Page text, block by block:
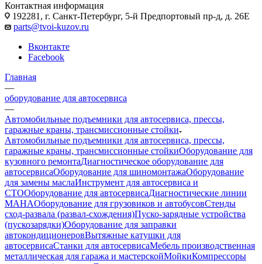
Контактная информация
192281, г. Санкт-Петербург, 5-й Предпортовый пр-д, д. 26Е
parts@tvoi-kuzov.ru
Вконтакте
Facebook
Главная
—
оборудование для автосервиса
—
Автомобильные подъемники для автосервиса, прессы,
гаражные краны, трансмиссионные стойки
Автомобильные подъемники для автосервиса, прессы,
гаражные краны, трансмиссионные стойкиОборудование для
кузовного ремонтаДиагностическое оборудование для
автосервисаОборудование для шиномонтажаОборудование
для замены маслаИнструмент для автосервиса и
СТООборудование для автосервисаДиагностические линии
MAHAОборудование для грузовиков и автобусовСтенды
сход-развала (развал-схождения)Пуско-зарядные устройства
(пускозарядки)Оборудование для заправки
автокондиционеровВытяжные катушки для
автосервисаСтанки для автосервисаМебель производственная
металлическая для гаража и мастерскойМойкиКомпрессоры